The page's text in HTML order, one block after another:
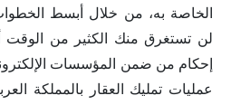
الخاصة به، من خلال أبسط الخطوات
لن تستغرق منك الكثير من الوقت
إحكام من ضمن المؤسسات
عمليات تمليك العقار بالمملكة